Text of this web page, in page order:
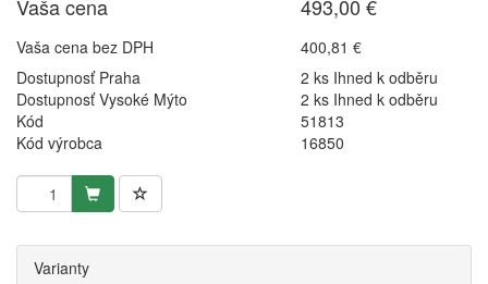
Vaša cena 493,00 €
Vaša cena bez DPH
400,81 €
Dostupnosť Praha
2 ks Ihned k odběru
Dostupnosť Vysoké Mýto
2 ks Ihned k odběru
Kód
51813
Kód výrobca
16850
Varianty